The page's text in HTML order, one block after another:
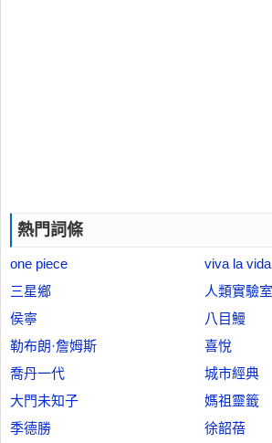
熱門詞條
one piece
viva la vida
三星鄉
人類實驗室
侯寧
八目鰻
勒布朗·詹姆斯
喜悅
喬丹一代
城市經典
大門未知子
媽祖靈籤
季德勝
徐韶蓓